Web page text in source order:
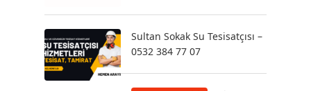
Sultan Sokak Su Tesisatçısı –
0532 384 77 07